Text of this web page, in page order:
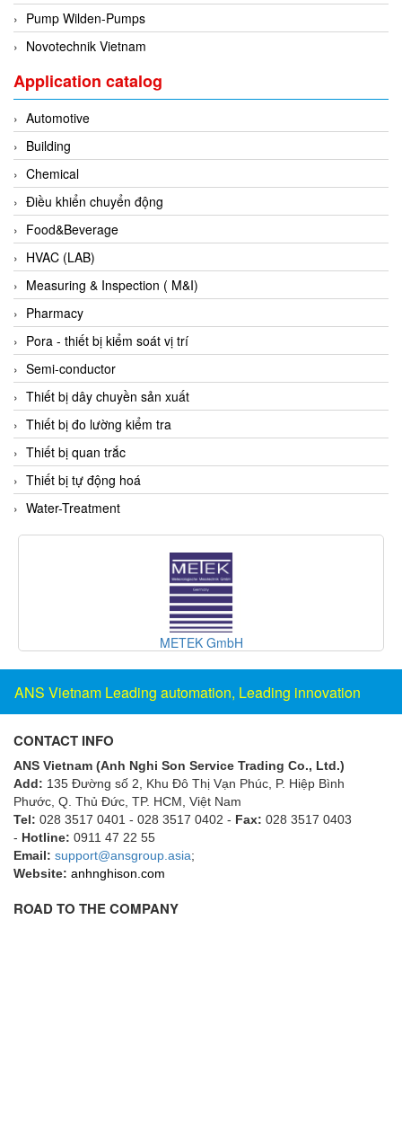
Flowserve
Fluke Process Instruments Vietnam
FOKO / Wintriss
Fomotech Vietnam
Forbes Marshall
FORNEY
Fortex
Fortress
Fossil Power Systems
FPZ
Francia Srl Vietnam
Francis Vietnam
FRANKE
Freezemod
Fritsch Vietnam
FS CABLE
FS Inc Vietnam
FTM Vietnam
GAI-Tronics
Gardasoft
GASDNA Vietnam
Gasensor
Gave
Gazex
GD GODAI ENGINEERING
GE Panametrics
GEDORE
GEFA PROCESSTECHNIK GMBH
Pump Wilden-Pumps
Novotechnik Vietnam
Application catalog
Automotive
Building
Chemical
Điều khiển chuyển động
Food&Beverage
HVAC (LAB)
Measuring & Inspection ( M&I)
Pharmacy
Pora - thiết bị kiểm soát vị trí
Semi-conductor
Thiết bị dây chuyền sản xuất
Thiết bị đo lường kiểm tra
Thiết bị quan trắc
Thiết bị tự động hoá
Water-Treatment
METEK GmbH
ANS Vietnam Leading automation, Leading innovation
CONTACT INFO
ANS Vietnam (Anh Nghi Son Service Trading Co., Ltd.)
Add: 135 Đường số 2, Khu Đô Thị Vạn Phúc, P. Hiệp Bình
Phước, Q. Thủ Đức, TP. HCM , Việt Nam
Tel: 028 3517 0401 - 028 3517 0402 - Fax: 028 3517 0403
- Hotline: 0911 47 22 55
Email: support@ansgroup.asia;
Website: anhnghison.com
ROAD TO THE COMPANY